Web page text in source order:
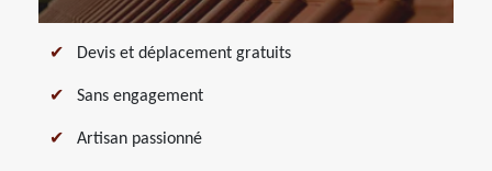
Devis et déplacement gratuits
Sans engagement
Artisan passionné